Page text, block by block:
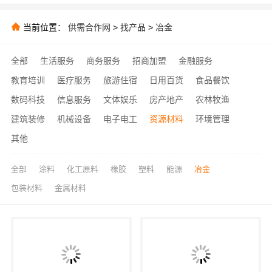
当前位置： 供需合作网 > 找产品 > 冶金
全部 生活服务 商务服务 招商加盟
金融服务
教育培训
医疗服务 旅游住宿 日用百货
食品餐饮
数码科技
信息服务 文体娱乐 房产地产
农林牧渔
建筑装修
机械设备 电子电工 资源材料
环境管理
其他
全部 涂料 化工原料 橡胶 塑料 能源 冶金
包装材料 金属材料